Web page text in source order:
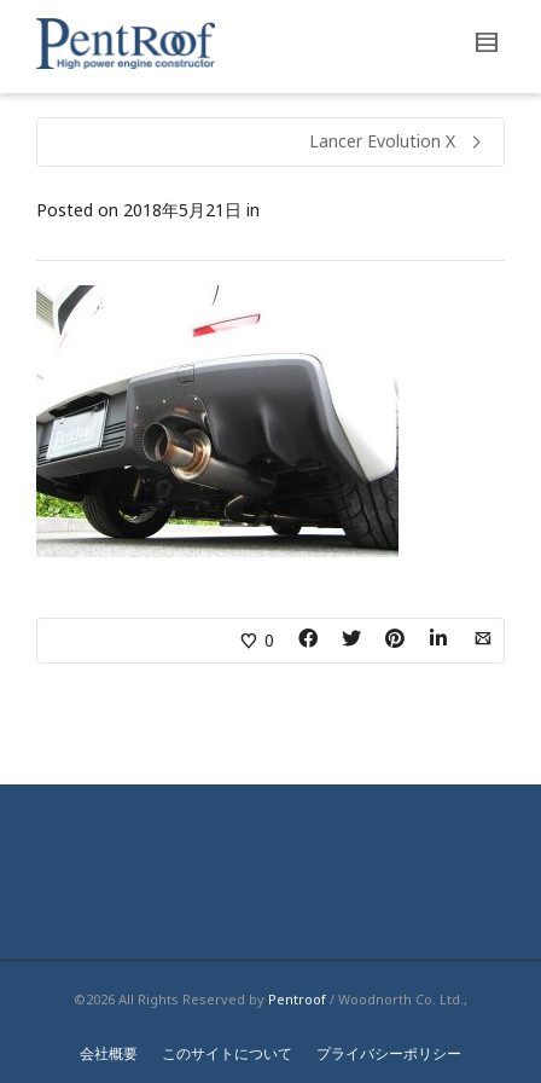
Lancer Evolution X
Posted on 2018年5月21日 in
0
©2026 All Rights Reserved by Pentroof / Woodnorth Co. Ltd.,
会社概要 このサイトについて プライバシーポリシー